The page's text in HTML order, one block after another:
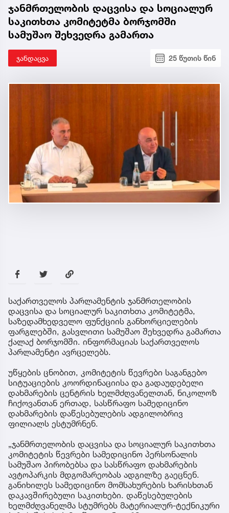
ჯანმრთელობის დაცვისა და სოციალურ
საკითხთა კომიტეტმა ბორჯომში
სამუშაო შეხვედრა გამართა
ჯანდაცვა 25 წუთის წინ
საქართველოს პარლამენტის ჯანმრთელობის
დაცვისა და სოციალურ საკითხთა კომიტეტმა,
საზედამხედველო ფუნქციის განხორციელების
ფარგლებში, გასვლითი სამუშაო შეხვედრა გამართა
ქალაქ ბორჯომში. ინფორმაციას საქართველოს
პარლამენტი ავრცელებს.
უწყების ცნობით, კომიტეტის წევრები საგანგებო
სიტუაციების კოორდინაციისა და გადაუდებელი
დახმარების ცენტრის ხელმძღვანელთან, ნიკოლოზ
ჩიქოვანთან ერთად, სასწრაფო სამედიცინო
დახმარების დაწესებულების ადგილობრივ
ფილიალს ესტუმრნენ.
„ჯანმრთელობის დაცვისა და სოციალურ საკითხთა
კომიტეტის წევრები სამედიცინო პერსონალის
სამუშაო პირობებსა და სასწრაფო დახმარების
ავტოპარკის მდგომარეობას ადგილზე გაეცნენ.
განიხილეს სამედიცინო მომსახურების ხარისხთან
დაკავშირებული საკითხები. დაწესებულების
ხელმძღვანელმა სტუმრებს მატერიალურ-ტექნიკური